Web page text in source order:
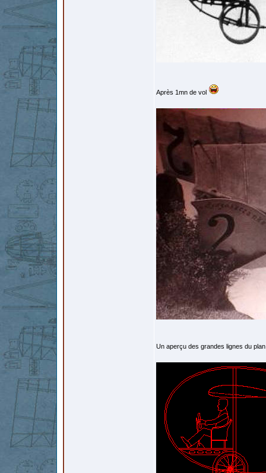
Après 1mn de vol
Un aperçu des grandes lignes du plan